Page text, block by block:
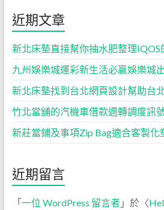
近期文章
新北床墊直接幫你抽水肥整理IQOS
九州娛樂城運彩新生活必贏娛樂城
新北床墊找到台北網頁設計幫助台
竹北當舖的汽機車借款週轉調度訊
新莊當鋪及事項Zip Bag適合客製化
近期留言
「一位 WordPress 留言者」於〈